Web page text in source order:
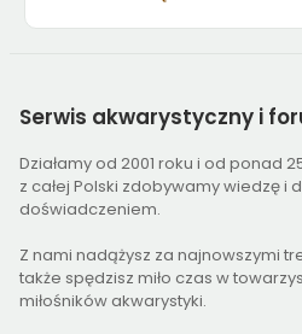
Serwis akwarystyczny i
Działamy od 2001 roku i od ponad
z całej Polski zdobywamy wiedzę i
doświadczeniem.
Z nami nadążysz za najnowszymi
także spędzisz miło czas w
miłośników akwarystyki.